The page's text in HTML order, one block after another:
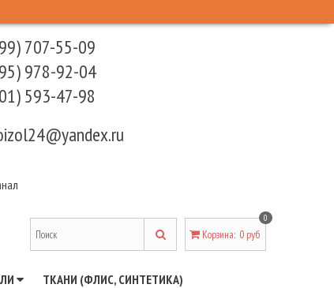
707-55-09
978-92-04
593-47-98
Корзина:
0
0 руб
ТКАНИ (ФЛИС, СИНТЕТИКА)